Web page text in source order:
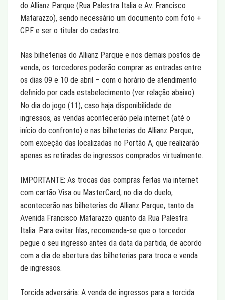
do Allianz Parque (Rua Palestra Italia e Av. Francisco
Matarazzo), sendo necessário um documento com foto +
CPF e ser o titular do cadastro.
Nas bilheterias do Allianz Parque e nos demais postos de
venda, os torcedores poderão comprar as entradas entre
os dias 09 e 10 de abril – com o horário de atendimento
definido por cada estabelecimento (ver relação abaixo).
No dia do jogo (11), caso haja disponibilidade de
ingressos, as vendas acontecerão pela internet (até o
início do confronto) e nas bilheterias do Allianz Parque,
com exceção das localizadas no Portão A, que realizarão
apenas as retiradas de ingressos comprados virtualmente.
IMPORTANTE: As trocas das compras feitas via internet
com cartão Visa ou MasterCard, no dia do duelo,
acontecerão nas bilheterias do Allianz Parque, tanto da
Avenida Francisco Matarazzo quanto da Rua Palestra
Italia. Para evitar filas, recomenda-se que o torcedor
pegue o seu ingresso antes da data da partida, de acordo
com a dia de abertura das bilheterias para troca e venda
de ingressos.
Torcida adversária: A venda de ingressos para a torcida